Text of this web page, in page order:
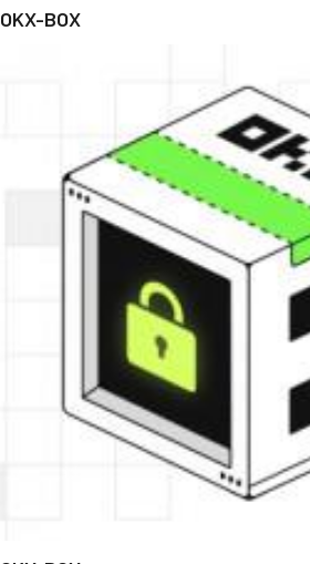
OKX-BOX